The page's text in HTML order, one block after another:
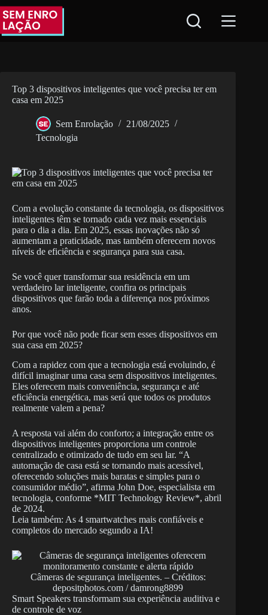
Pular
para
conteúdo
Top 3 dispositivos inteligentes que você precisa ter em
casa em 2025
Sem Enrolação
21/08/2025
Tecnologia
Com a evolução constante da tecnologia, os dispositivos
inteligentes têm se tornado cada vez mais essenciais
para o dia a dia. Em 2025, essas inovações não só
aumentam a praticidade, mas também oferecem novos
níveis de eficiência e segurança para sua casa.
Se você quer transformar sua residência em um
verdadeiro lar inteligente, confira os principais
dispositivos que farão toda a diferença nos próximos
anos.
Por que você não pode ficar sem esses dispositivos em
sua casa em 2025?
Com a rapidez com que a tecnologia está evoluindo, é
difícil imaginar uma casa sem dispositivos inteligentes.
Eles oferecem mais conveniência, segurança e até
eficiência energética, mas será que todos os produtos
realmente valem a pena?
A resposta vai além do conforto; a integração entre os
dispositivos inteligentes proporciona um controle
centralizado e otimizado de tudo em seu lar. “A
automação de casa está se tornando mais acessível,
oferecendo soluções mais baratas e simples para o
consumidor médio”, afirma John Doe, especialista em
tecnologia, conforme *MIT Technology Review*, abril
de 2024.
Leia também: As 4 smartwatches mais confiáveis e
completos do mercado segundo a IA!
Câmeras de segurança inteligentes. – Créditos:
depositphotos.com / damrong8899
Smart Speakers transformam sua experiência auditiva e
de controle de voz